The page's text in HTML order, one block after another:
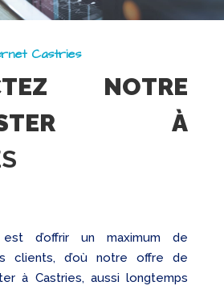
Castries
NOTRE
À
d’offrir un maximum de
clients, d’où notre offre de
à Castries, aussi longtemps